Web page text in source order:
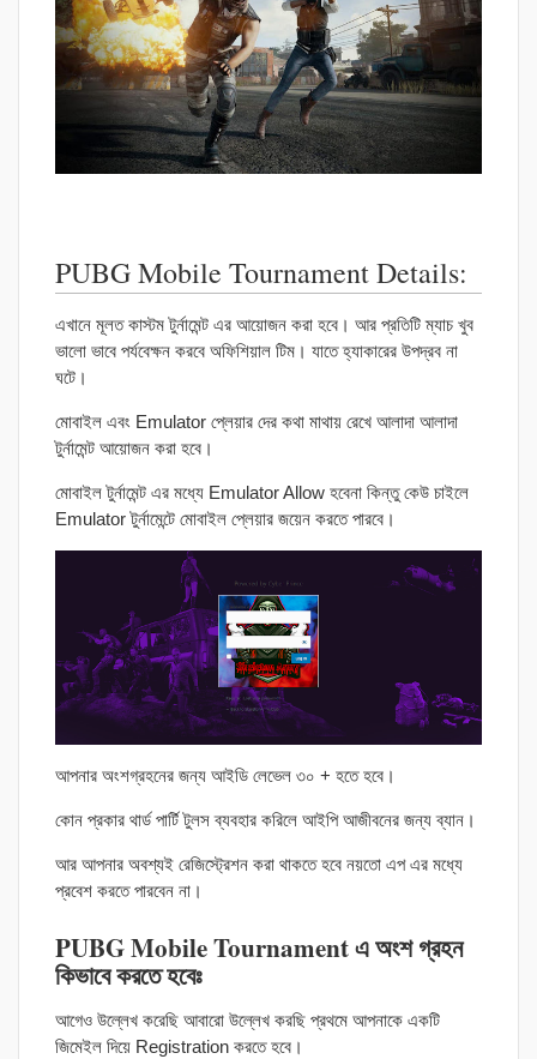
PUBG Mobile Tournament Details:
এখানে মূলত কাস্টম টুর্নামেন্ট এর আয়োজন করা হবে। আর প্রতিটি ম্যাচ খুব
ভালো ভাবে পর্যবেক্ষন করবে অফিশিয়াল টিম। যাতে হ্যাকারের উপদ্রব না
ঘটে।
মোবাইল এবং Emulator প্লেয়ার দের কথা মাথায় রেখে আলাদা আলাদা
টুর্নামেন্ট আয়োজন করা হবে।
মোবাইল টুর্নামেন্ট এর মধ্যে Emulator Allow হবেনা কিন্তু কেউ চাইলে
Emulator টুর্নামেন্টে মোবাইল প্লেয়ার জয়েন করতে পারবে।
আপনার অংশগ্রহনের জন্য আইডি লেভেল ৩০ + হতে হবে।
কোন প্রকার থার্ড পার্টি টুলস ব্যবহার করিলে আইপি আজীবনের জন্য ব্যান।
আর আপনার অবশ্যই রেজিস্ট্রেশন করা থাকতে হবে নয়তো এপ এর মধ্যে
প্রবেশ করতে পারবেন না।
PUBG Mobile Tournament এ অংশ গ্রহন
কিভাবে করতে হবেঃ
আগেও উল্লেখ করেছি আবারো উল্লেখ করছি প্রথমে আপনাকে একটি
জিমেইল দিয়ে Registration করতে হবে।